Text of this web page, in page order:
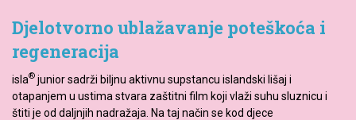
Djelotvorno ublažavanje poteškoća i
regeneracija
isla® junior sadrži biljnu aktivnu supstancu islandski lišaj i
otapanjem u ustima stvara zaštitni film koji vlaži suhu sluznicu i
štiti je od daljnjih nadražaja. Na taj način se kod djece